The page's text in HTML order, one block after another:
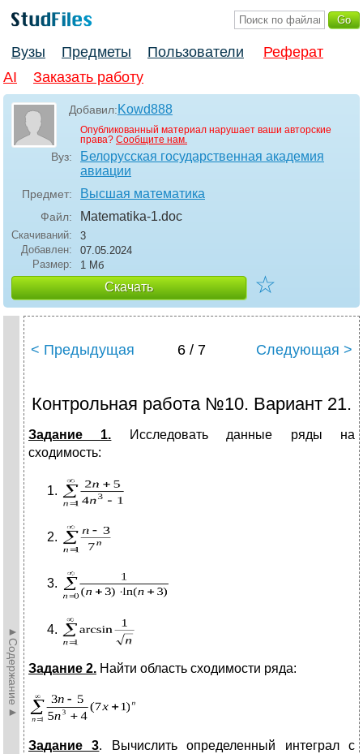
Вузы Предметы Пользователи
Реферат
AI
Заказать работу
Добавил:Kowd888
Опубликованный материал нарушает ваши авторские
права? Сообщите нам.
Вуз:
Белорусская государственная академия
авиации
Предмет: Высшая математика
Файл: Matematika-1.doc
Скачиваний:
3
Добавлен:
07.05.2024
Размер:
1 Мб
Скачать ☆
►Содержание►
< Предыдущая 6 / 7 Следующая >
Контрольная работа №10. Вариант 21.
Задание 1. Исследовать данные ряды на
сходимость:
Задание 2. Найти область сходимости ряда:
Задание 3. Вычислить определенный интеграл с